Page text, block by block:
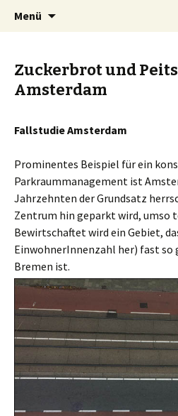
BREMENIZE
Menü
Zuckerbrot und
Amsterdam
Fallstudie Amsterdam
Prominentes Beispiel für ein
Parkraummanagement ist
Jahrzehnten der Grundsatz
Zentrum hin geparkt wird, umso
Bewirtschaftet wird ein Gebiet,
EinwohnerInnenzahl her) fast so
Bremen ist.